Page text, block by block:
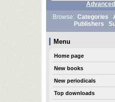
Browse: Categories
Publishers
Menu
Home page
New books
New periodicals
Top downloads